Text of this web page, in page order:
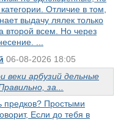
Отличие в том,
выдачу лялек только
второй всем. Но через
...
06-08-2026 18:05
веки арбузий дельные
за...
предков? Простыми
Если до тебя в